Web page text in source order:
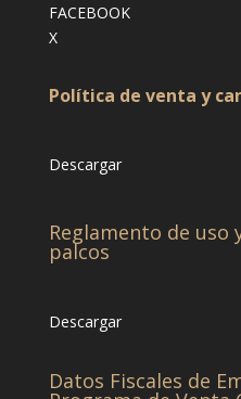
FACEBOOK
X
Política de venta y
Descargar
Reglamento de uso
palcos
Descargar
Datos Fiscales de